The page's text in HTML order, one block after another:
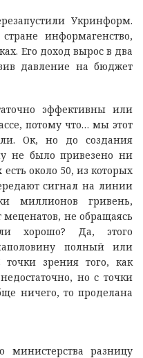
Укринформ.
информагенство,
Его доход вырос в два
давление на бюджет
эффективны или
потому что… мы этот
Ок, но до создания
не было привезено ни
около 50, из которых
сигнал на линии
миллионов гривень,
не обращаясь
хорошо? Да, этого
полный или
точки зрения того, как
но с точки
ничего, то проделана
министерства разницу